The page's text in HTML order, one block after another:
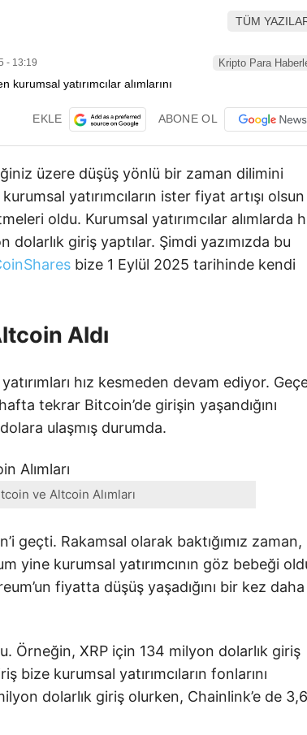
TÜM
- 13:19 Kripto Para
EKLE ABONE OL
üzere düşüş yönlü bir zaman dilimini
yatırımcıların ister fiyat artışı olsun
oldu. Kurumsal yatırımcılar alımlarda
giriş yaptılar. Şimdi yazımızda bu
bize 1 Eylül 2025 tarihinde kendi
Aldı
hız kesmeden devam ediyor.
tekrar Bitcoin’de girişin yaşandığını
ulaşmış durumda.
ve Altcoin Alımları
geçti. Rakamsal olarak baktığımız zaman,
yine kurumsal yatırımcının göz bebeği
fiyatta düşüş yaşadığını bir kez daha
Örneğin, XRP için 134 milyon dolarlık giriş
bize kurumsal yatırımcıların fonlarını
dolarlık giriş olurken, Chainlink’e de 3,6